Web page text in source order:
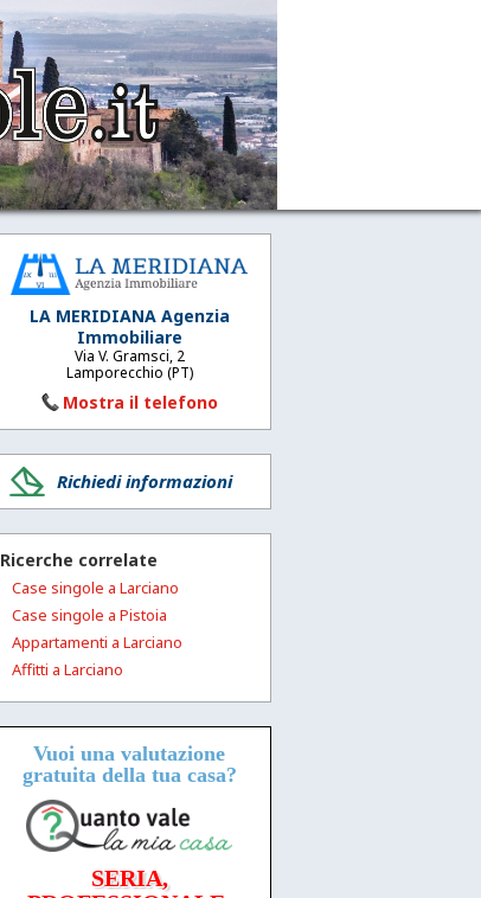
LA MERIDIANA Agenzia
Immobiliare
Via V. Gramsci, 2
Lamporecchio (PT)
Mostra il telefono
Richiedi informazioni
Ricerche correlate
Case singole a Larciano
Case singole a Pistoia
Appartamenti a Larciano
Affitti a Larciano
Vuoi una valutazione
gratuitadella tua casa?
SERIA,